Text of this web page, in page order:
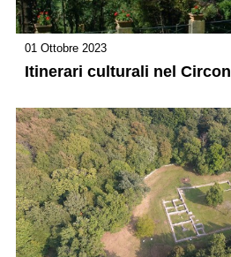
01 Ottobre 2023
Itinerari culturali nel